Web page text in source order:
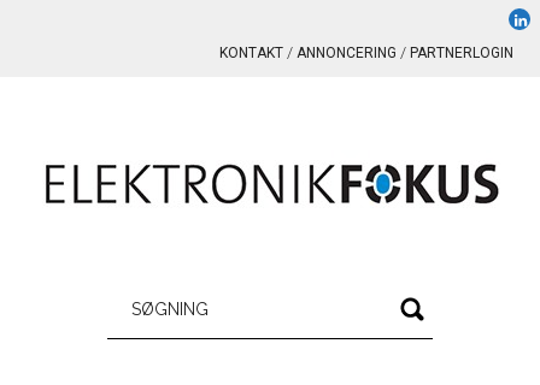
KONTAKT ANNONCERING PARTNERLOGIN